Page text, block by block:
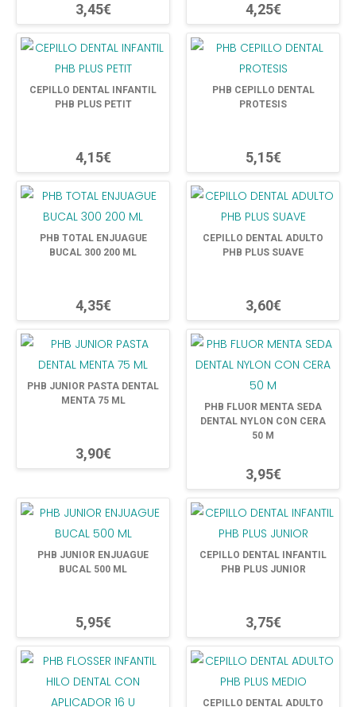
3,45€ 4,25€
CEPILLO DENTAL INFANTIL
PHB PLUS PETIT
4,15€
PHB CEPILLO DENTAL
PROTESIS
5,15€
PHB TOTAL ENJUAGUE
BUCAL 300 200 ML
4,35€
CEPILLO DENTAL ADULTO
PHB PLUS SUAVE
3,60€
PHB JUNIOR PASTA DENTAL
MENTA 75 ML
3,90€
PHB FLUOR MENTA SEDA
DENTAL NYLON CON CERA
50 M
3,95€
PHB JUNIOR ENJUAGUE
BUCAL 500 ML
5,95€
CEPILLO DENTAL INFANTIL
PHB PLUS JUNIOR
3,75€
CEPILLO DENTAL ADULTO